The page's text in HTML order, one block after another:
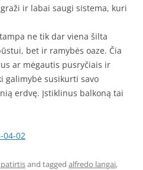
ir labai saugi sistema, kuri
tampa ne tik dar viena šilta
bet ir ramybės oaze. Čia
ar mėgautis pusryčiais ir
galimybė susikurti savo
erdvę. Įstiklinus balkoną tai
04-02
patirtisand tagged alfredo langai,